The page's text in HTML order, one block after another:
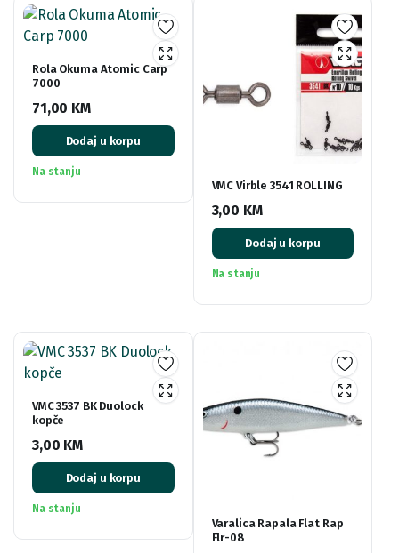
Rola Okuma Atomic Carp
7000
71,00 KM
Dodaj u korpu
Na stanju
VMC Virble 3541 ROLLING
3,00 KM
Dodaj u korpu
Na stanju
VMC 3537 BK Duolock
kopče
3,00 KM
Dodaj u korpu
Na stanju
Varalica Rapala Flat Rap
Flr-08